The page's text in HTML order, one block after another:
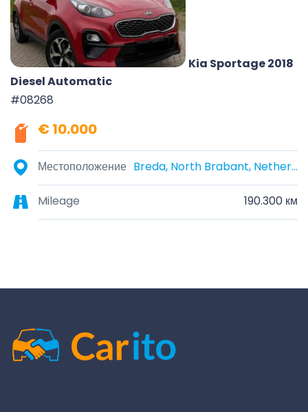
Kia Sportage 2018
Diesel Automatic
#08268
€ 10.000
Местоположение Breda, North Brabant, Netherlands
Mileage 190.300 км